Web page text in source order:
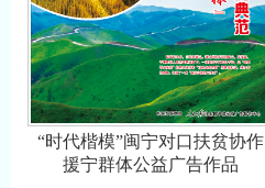
“时代楷模”闽宁对口扶贫协作
援宁群体公益广告作品